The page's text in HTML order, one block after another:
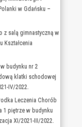
obszaru Chirurgii
Immunologii i
Polanki w Gdańsku –
z salą gimnastyczną w
Kształcenia
w budynku nr 2
klatki schodowej